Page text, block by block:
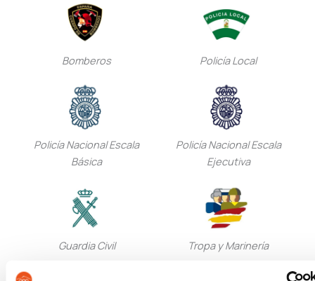
Bomberos Policía Local
Policía Nacional Escala
Básica
Policía Nacional Escala
Ejecutiva
Guardia Civil Tropa y Marinería